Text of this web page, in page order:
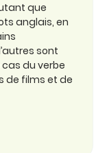
que
anglais, en
sont
du verbe
de films et de